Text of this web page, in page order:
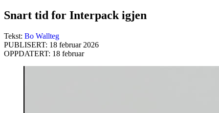
Snart tid for Interpack igjen
Tekst: Bo Wallteg
PUBLISERT: 18 februar 2026
OPPDATERT: 18 februar